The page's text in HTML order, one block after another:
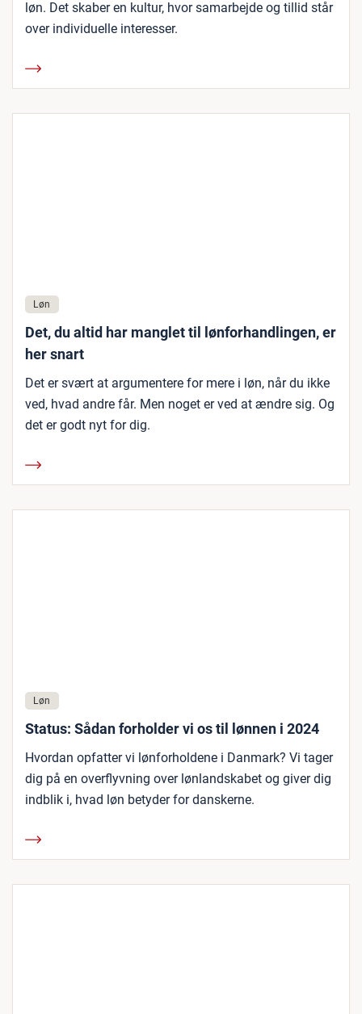
løn. Det skaber en kultur, hvor samarbejde og tillid står
over individuelle interesser.
Løn
Det, du altid har manglet til lønforhandlingen, er
her snart
Det er svært at argumentere for mere i løn, når du ikke
ved, hvad andre får. Men noget er ved at ændre sig. Og
det er godt nyt for dig.
Løn
Status: Sådan forholder vi os til lønnen i 2024
Hvordan opfatter vi lønforholdene i Danmark? Vi tager
dig på en overflyvning over lønlandskabet og giver dig
indblik i, hvad løn betyder for danskerne.